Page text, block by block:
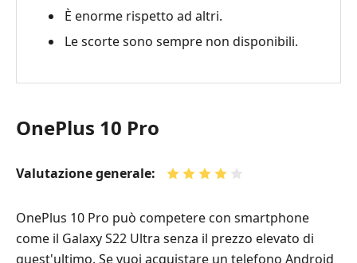
È enorme rispetto ad altri.
Le scorte sono sempre non disponibili.
OnePlus 10 Pro
Valutazione generale:
OnePlus 10 Pro può competere con smartphone
come il Galaxy S22 Ultra senza il prezzo elevato di
quest'ultimo. Se vuoi acquistare un telefono Android